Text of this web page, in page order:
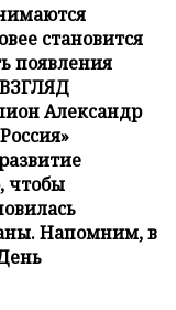
становится
появления
Александр
чтобы
Напомним, в